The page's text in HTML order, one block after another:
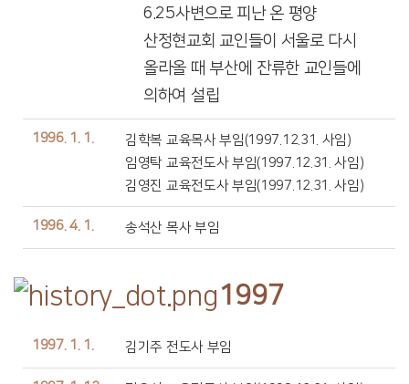
6.25사변으로 피난 온 평양
산정현교회 교인들이 서울로 다시
올라올 때 부산에 잔류한 교인들에
의하여 설립
1996. 1. 1.
김학복 교육목사 부임(1997.12.31. 사임)
임영탁 교육전도사 부임(1997.12.31. 사임)
김영진 교육전도사 부임(1997.12.31. 사임)
1996. 4. 1. 송석산 목사 부임
1997
1997. 1. 1. 김기주 전도사 부임